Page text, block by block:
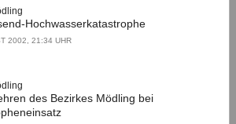
Hochwasserkatastrophe
2002, 21:34 UHR
des Bezirkes Mödling bei